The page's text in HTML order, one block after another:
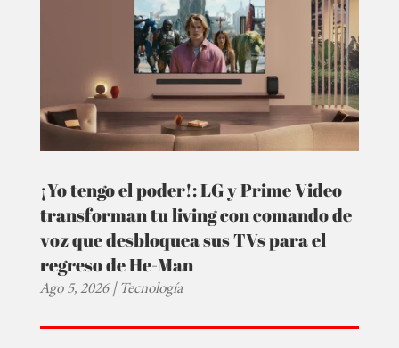
¡Yo tengo el poder!: LG y Prime Video
transforman tu living con comando de
voz que desbloquea sus TVs para el
regreso de He-Man
Ago 5, 2026|Tecnología